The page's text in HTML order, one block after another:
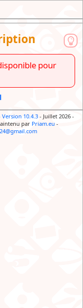
de Cirque du
Wallon
pour
Version 10.4.3- Juillet 2026-
par Priam.eu -